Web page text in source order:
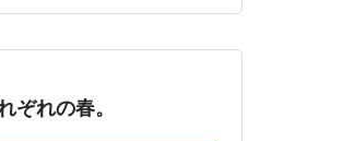
、ど…
ぞれの春。